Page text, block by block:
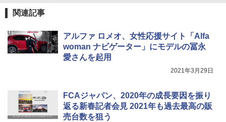
関連記事
アルファ ロメオ、女性応援サイト「Alfa
woman ナビゲーター」にモデルの冨永
愛さんを起用
2021年3月29日
FCAジャパン、2020年の成長要因を振り
返る新春記者会見 2021年も過去最高の販
売台数を狙う